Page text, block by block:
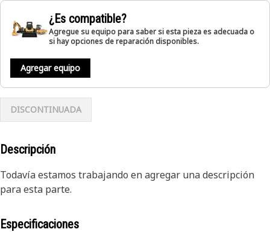
¿Es compatible?
Agregue su equipo para saber si esta pieza es adecuada o
si hay opciones de reparación disponibles.
Agregar equipo
DISCONTINUADA
Descripción
Todavía estamos trabajando en agregar una descripción
para esta parte.
Especificaciones